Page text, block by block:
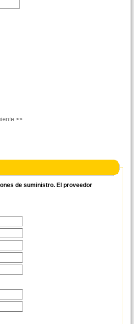
>>
de suministro. El proveedor